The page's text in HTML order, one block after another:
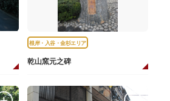
根岸・入谷・金杉エリア
乾山窯元之碑